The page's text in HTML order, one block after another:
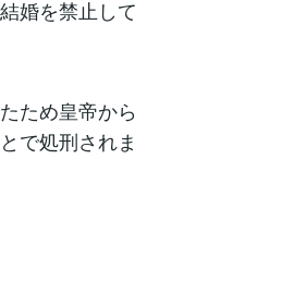
婚を禁止して
ため皇帝から
で処刑されま